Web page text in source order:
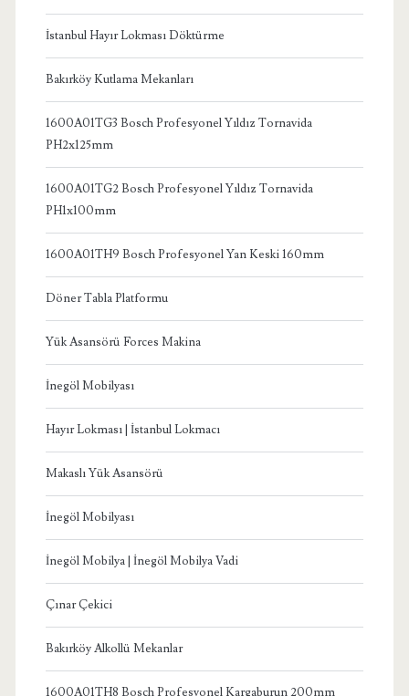
İstanbul Hayır Lokması Döktürme
Bakırköy Kutlama Mekanları
1600A01TG3 Bosch Profesyonel Yıldız Tornavida
PH2x125mm
1600A01TG2 Bosch Profesyonel Yıldız Tornavida
PH1x100mm
1600A01TH9 Bosch Profesyonel Yan Keski 160mm
Döner Tabla Platformu
Yük Asansörü Forces Makina
İnegöl Mobilyası
Hayır Lokması | İstanbul Lokmacı
Makaslı Yük Asansörü
İnegöl Mobilyası
İnegöl Mobilya | İnegöl Mobilya Vadi
Çınar Çekici
Bakırköy Alkollü Mekanlar
1600A01TH8 Bosch Profesyonel Kargaburun 200mm